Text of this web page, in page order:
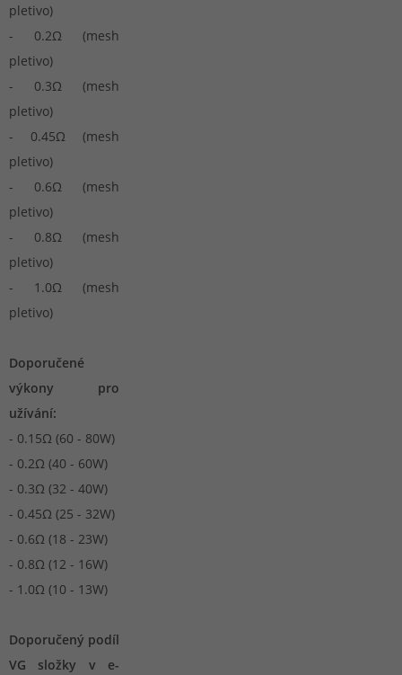
pletivo)
- 0.2Ω (mesh
pletivo)
- 0.3Ω (mesh
pletivo)
- 0.45Ω (mesh
pletivo)
- 0.6Ω (mesh
pletivo)
- 0.8Ω (mesh
pletivo)
- 1.0Ω (mesh
pletivo)
Doporučené
výkony pro
užívání:
- 0.15Ω (60 - 80W)
- 0.2Ω (40 - 60W)
- 0.3Ω (32 - 40W)
- 0.45Ω (25 - 32W)
- 0.6Ω (18 - 23W)
- 0.8Ω (12 - 16W)
- 1.0Ω (10 - 13W)
Doporučený podíl
VG složky v e-